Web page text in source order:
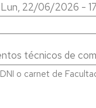
Lun, 22/06/2026 -
técnicos de